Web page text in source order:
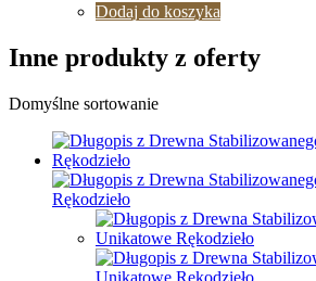
Dodaj do koszyka
Inne produkty z oferty
Domyślne sortowanie